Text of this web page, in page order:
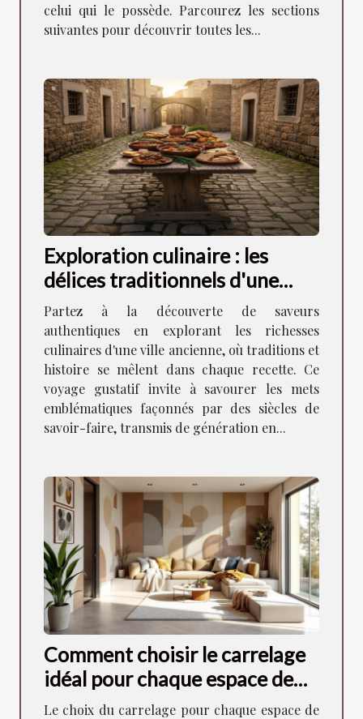
celui qui le possède. Parcourez les sections
suivantes pour découvrir toutes les...
Exploration culinaire : les
délices traditionnels d'une
ancienne ville
Partez à la découverte de saveurs
authentiques en explorant les richesses
culinaires d'une ville ancienne, où traditions et
histoire se mêlent dans chaque recette. Ce
voyage gustatif invite à savourer les mets
emblématiques façonnés par des siècles de
savoir-faire, transmis de génération en...
Comment choisir le carrelage
idéal pour chaque espace de
votre maison ?
Le choix du carrelage pour chaque espace de